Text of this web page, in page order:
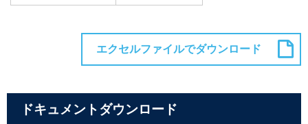
ドキュメントダウンロード